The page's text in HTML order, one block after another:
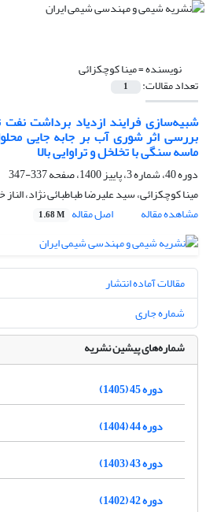
نویسنده =مینا کوچکزائی
تعداد مقالات: 1
شبیه‌سازی فرایند ازدیاد برداشت
بررسی اثر شوری آب بر جابه جایی
ماسه سنگی با تخلخل و تراوایی بالا
دوره 40، شماره 3، پاییز 1400، صفحه
337-347
مینا کوچکزائی، سید علیرضا طباطبائی نژاد، الناز
مشاهده مقاله
اصل مقاله 1.68 M
مقالات آماده انتشار
شماره جاری
شماره‌های پیشین نشریه
دوره 45 (1405)
دوره 44 (1404)
دوره 43 (1403)
دوره 42 (1402)